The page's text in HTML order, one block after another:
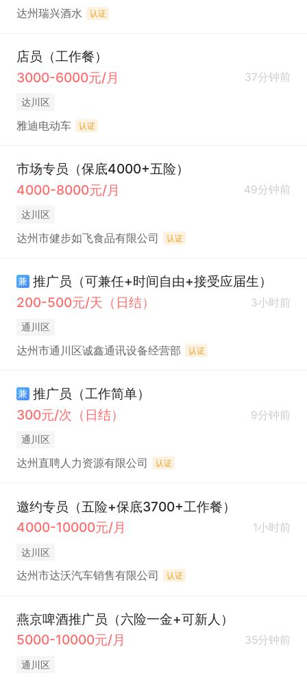
达州瑞兴酒水 认证
店员（工作餐）
3000-6000元/月
37分钟前
达川区
雅迪电动车 认证
市场专员（保底4000+五险）
4000-8000元/月
49分钟前
达川区
达州市健步如飞食品有限公司 认证
兼 推广员（可兼任+时间自由+接受应届生）
200-500元/天（日结）
3小时前
通川区
达州市通川区诚鑫通讯设备经营部 认证
兼 推广员（工作简单）
300元/次（日结）
9分钟前
通川区
达州直聘人力资源有限公司 认证
邀约专员（五险+保底3700+工作餐）
4000-10000元/月
1小时前
达川区
达州市达沃汽车销售有限公司 认证
燕京啤酒推广员（六险一金+可新人）
5000-10000元/月
35分钟前
通川区